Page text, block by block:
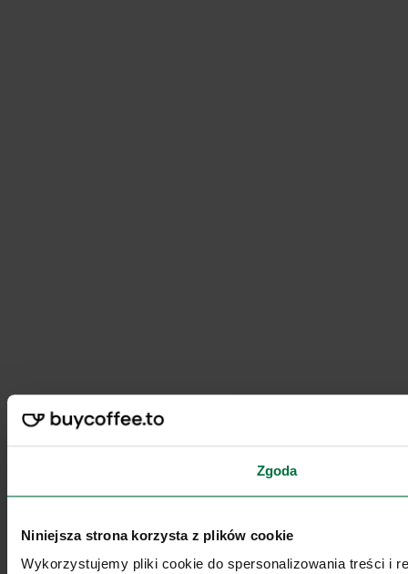
Zgoda
Niniejsza strona korzysta z plików cookie
Wykorzystujemy pliki cookie do spersonalizowania treści i